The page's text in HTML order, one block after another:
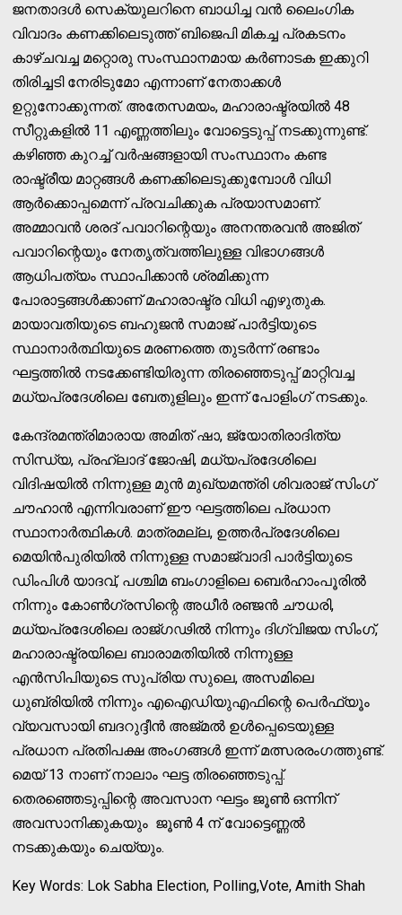
ജനതാദള്‍ സെക്യുലറിനെ ബാധിച്ച വന്‍ ലൈംഗിക
വിവാദം കണക്കിലെടുത്ത് ബിജെപി മികച്ച പ്രകടനം
കാഴ്ചവച്ച മറ്റൊരു സംസ്ഥാനമായ കര്‍ണാടക ഇക്കുറി
തിരിച്ചടി നേരിടുമോ എന്നാണ് നേതാക്കള്‍
ഉറ്റുനോക്കുന്നത്. അതേസമയം, മഹാരാഷ്ട്രയില്‍ 48
സീറ്റുകളില്‍ 11 എണ്ണത്തിലും വോട്ടെടുപ്പ് നടക്കുന്നുണ്ട്.
കഴിഞ്ഞ കുറച്ച് വര്‍ഷങ്ങളായി സംസ്ഥാനം കണ്ട
രാഷ്ട്രീയ മാറ്റങ്ങള്‍ കണക്കിലെടുക്കുമ്പോള്‍ വിധി
ആര്‍ക്കൊപ്പമെന്ന് പ്രവചിക്കുക പ്രയാസമാണ്.
അമ്മാവന്‍ ശരദ് പവാറിന്റെയും അനന്തരവന്‍ അജിത്
പവാറിന്റെയും നേതൃത്വത്തിലുള്ള വിഭാഗങ്ങള്‍
ആധിപത്യം സ്ഥാപിക്കാന്‍ ശ്രമിക്കുന്ന
പോരാട്ടങ്ങള്‍ക്കാണ് മഹാരാഷ്ട്ര വിധി എഴുതുക.
മായാവതിയുടെ ബഹുജന്‍ സമാജ് പാര്‍ട്ടിയുടെ
സ്ഥാനാര്‍ത്ഥിയുടെ മരണത്തെ തുടര്‍ന്ന് രണ്ടാം
ഘട്ടത്തില്‍ നടക്കേണ്ടിയിരുന്ന തിരഞ്ഞെടുപ്പ് മാറ്റിവച്ച
മധ്യപ്രദേശിലെ ബേതുളിലും ഇന്ന് പോളിംഗ് നടക്കും.
കേന്ദ്രമന്ത്രിമാരായ അമിത് ഷാ, ജ്യോതിരാദിത്യ
സിന്ധ്യ, പ്രഹ്ലാദ് ജോഷി, മധ്യപ്രദേശിലെ
വിദിഷയില്‍ നിന്നുള്ള മുന്‍ മുഖ്യമന്ത്രി ശിവരാജ് സിംഗ്
ചൗഹാന്‍ എന്നിവരാണ് ഈ ഘട്ടത്തിലെ പ്രധാന
സ്ഥാനാര്‍ത്ഥികള്‍. മാത്രമല്ല, ഉത്തര്‍പ്രദേശിലെ
മെയിന്‍പുരിയില്‍ നിന്നുള്ള സമാജ്വാദി പാര്‍ട്ടിയുടെ
ഡിംപിള്‍ യാദവ്, പശ്ചിമ ബംഗാളിലെ ബെര്‍ഹാംപൂരില്‍
നിന്നും കോണ്‍ഗ്രസിന്റെ അധീര്‍ രഞ്ജന്‍ ചൗധരി,
മധ്യപ്രദേശിലെ രാജ്ഗഢില്‍ നിന്നും ദിഗ്വിജയ സിംഗ്,
മഹാരാഷ്ട്രയിലെ ബാരാമതിയില്‍ നിന്നുള്ള
എന്‍സിപിയുടെ സുപ്രിയ സുലെ, അസമിലെ
ധുബ്രിയില്‍ നിന്നും എഐഡിയുഎഫിന്റെ പെര്‍ഫ്യൂം
വ്യവസായി ബദറുദ്ദീന്‍ അജ്മല്‍ ഉള്‍പ്പെടെയുള്ള
പ്രധാന പ്രതിപക്ഷ അംഗങ്ങള്‍ ഇന്ന് മത്സരരംഗത്തുണ്ട്.
മെയ് 13 നാണ് നാലാം ഘട്ട തിരഞ്ഞെടുപ്പ്.
തെരഞ്ഞെടുപ്പിന്റെ അവസാന ഘട്ടം ജൂണ്‍ ഒന്നിന്
അവസാനിക്കുകയും ജൂണ്‍ 4 ന് വോട്ടെണ്ണല്‍
നടക്കുകയും ചെയ്യും.
Key Words: Lok Sabha Election, Polling,Vote, Amith Shah